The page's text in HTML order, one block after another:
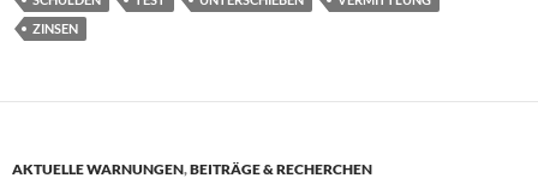
ZINSEN
AKTUELLE WARNUNGEN,BEITRÄGE & RECHERCHEN